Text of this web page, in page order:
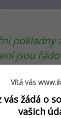
pokladny
jsou
dokáže
Vítá vás
vás žádá o
vašich